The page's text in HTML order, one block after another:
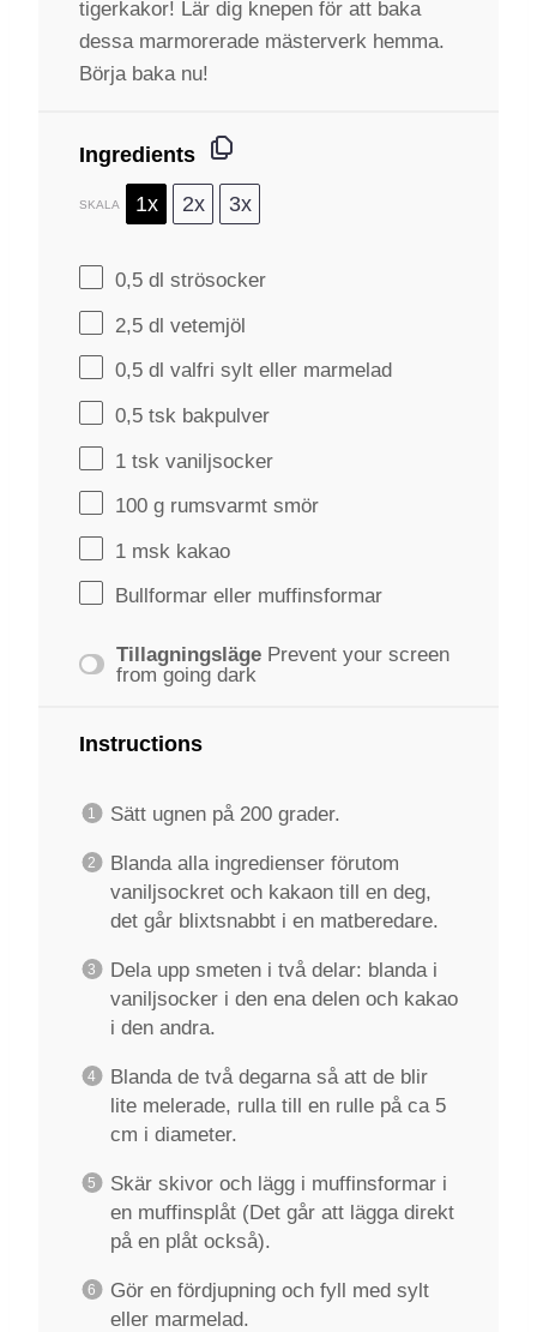
tigerkakor! Lär dig knepen för att baka
dessa marmorerade mästerverk hemma.
Börja baka nu!
Ingredients
SKALA 1x 2x 3x
0,5 dl strösocker
2,5 dl vetemjöl
0,5 dl valfri sylt eller marmelad
0,5 tsk bakpulver
1 tsk vaniljsocker
100 g rumsvarmt smör
1 msk kakao
Bullformar eller muffinsformar
Tillagningsläge Prevent your screen
from going dark
Instructions
Sätt ugnen på 200 grader.
Blanda alla ingredienser förutom
vaniljsockret och kakaon till en deg,
det går blixtsnabbt i en matberedare.
Dela upp smeten i två delar: blanda i
vaniljsocker i den ena delen och kakao
i den andra.
Blanda de två degarna så att de blir
lite melerade, rulla till en rulle på ca 5
cm i diameter.
Skär skivor och lägg i muffinsformar i
en muffinsplåt (Det går att lägga direkt
på en plåt också).
Gör en fördjupning och fyll med sylt
eller marmelad.